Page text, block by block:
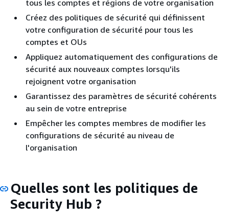
tous les comptes et régions de votre organisation
Créez des politiques de sécurité qui définissent
votre configuration de sécurité pour tous les
comptes et OUs
Appliquez automatiquement des configurations de
sécurité aux nouveaux comptes lorsqu'ils
rejoignent votre organisation
Garantissez des paramètres de sécurité cohérents
au sein de votre entreprise
Empêcher les comptes membres de modifier les
configurations de sécurité au niveau de
l'organisation
Quelles sont les politiques de
Security Hub ?